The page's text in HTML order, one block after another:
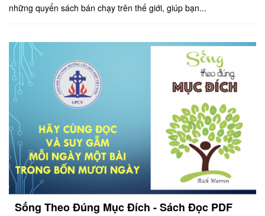
những quyển sách bán chạy trên thế giới, giúp bạn...
Sống Theo Đúng Mục Đích - Sách Đọc PDF